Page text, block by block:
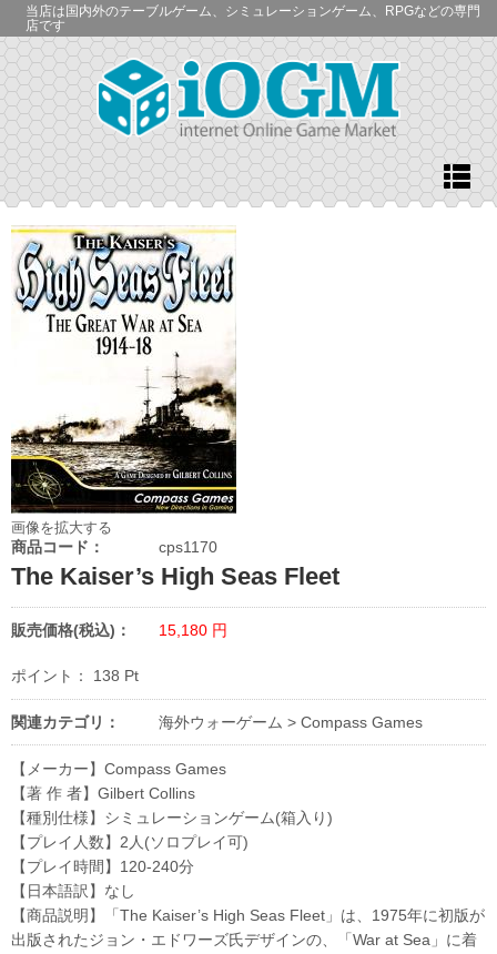
当店は国内外のテーブルゲーム、シミュレーションゲーム、RPGなどの専門
店です
画像を拡大する
商品コード： cps1170
The Kaiser’s High Seas Fleet
販売価格(税込)： 15,180 円
ポイント： 138 Pt
関連カテゴリ： 海外ウォーゲーム > Compass Games
【メーカー】Compass Games
【著 作 者】Gilbert Collins
【種別仕様】シミュレーションゲーム(箱入り)
【プレイ人数】2人(ソロプレイ可)
【プレイ時間】120-240分
【日本語訳】なし
【商品説明】「The Kaiser’s High Seas Fleet」は、1975年に初版が
出版されたジョン・エドワーズ氏デザインの、「War at Sea」に着